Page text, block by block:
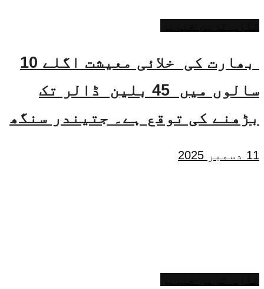
بھارت کی خلائی معیشت اگلے 10
سالوں میں 45 بلین ڈالر تک
بڑھنے کی توقع ہے۔ جتیندر سنگھ
11 دسمبر 2025